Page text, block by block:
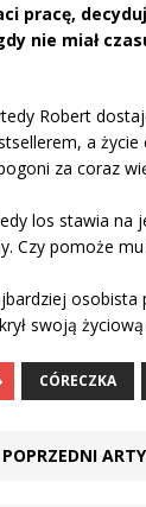
pracę,
nie miał
Robert
a życie
za coraz
los stawia na
Czy pomoże
osobista
swoją
CÓRECZKA
POPRZEDNI